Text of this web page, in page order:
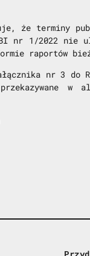
że terminy
nr 1/2022 nie
raportów
nr 3 do
w